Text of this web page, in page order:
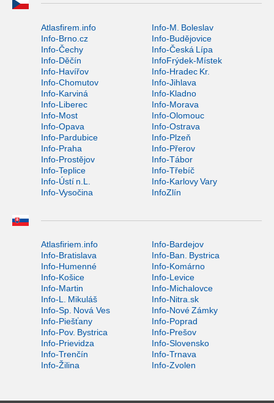
Atlasfirem.info
Info-M. Boleslav
Info-Brno.cz
Info-Budějovice
Info-Čechy
Info-Česká Lípa
Info-Děčín
InfoFrýdek-Místek
Info-Havířov
Info-Hradec Kr.
Info-Chomutov
Info-Jihlava
Info-Karviná
Info-Kladno
Info-Liberec
Info-Morava
Info-Most
Info-Olomouc
Info-Opava
Info-Ostrava
Info-Pardubice
Info-Plzeň
Info-Praha
Info-Přerov
Info-Prostějov
Info-Tábor
Info-Teplice
Info-Třebíč
Info-Ústí n.L.
Info-Karlovy Vary
Info-Vysočina
InfoZlín
Atlasfiriem.info
Info-Bardejov
Info-Bratislava
Info-Ban. Bystrica
Info-Humenné
Info-Komárno
Info-Košice
Info-Levice
Info-Martin
Info-Michalovce
Info-L. Mikuláš
Info-Nitra.sk
Info-Sp. Nová Ves
Info-Nové Zámky
Info-Piešťany
Info-Poprad
Info-Pov. Bystrica
Info-Prešov
Info-Prievidza
Info-Slovensko
Info-Trenčín
Info-Trnava
Info-Žilina
Info-Zvolen